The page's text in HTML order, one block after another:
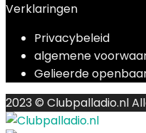
Verklaringen
Privacybeleid
algemene
Gelieerde
2023 © Clubpalladio.nl